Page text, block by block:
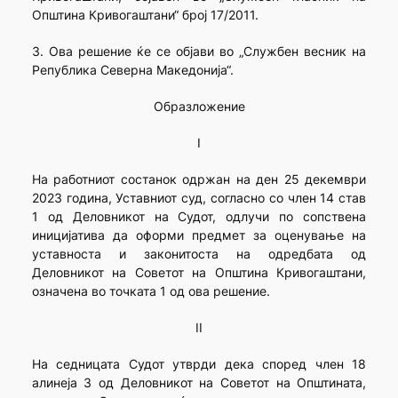
Општина Кривогаштани“ број 17/2011.
3. Ова решение ќе се објави во „Службен весник на
Република Северна Македонија“.
Образложение
I
На работниот состанок одржан на ден 25 декември
2023 година, Уставниот суд, согласно со член 14 став
1 од Деловникот на Судот, одлучи по сопствена
иницијатива да оформи предмет за оценување на
уставноста и законитоста на одредбата од
Деловникот на Советот на Општина Кривогаштани,
означена во точката 1 од ова решение.
II
На седницата Судот утврди дека според член 18
алинеја 3 од Деловникот на Советот на Општината,